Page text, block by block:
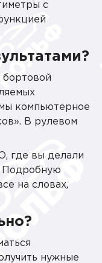
с
бортовой
компьютерное
В рулевом
где вы делали
Подробную
на словах,
нужные